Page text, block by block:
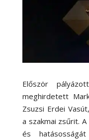
Először
meghirdetett
Zsuzsi Erdei
a szakmai zsűrit.
és